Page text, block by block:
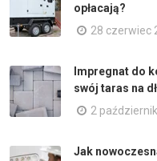
opłacają?
28 czerwiec
Impregnat do
swój taras na
2
Jak